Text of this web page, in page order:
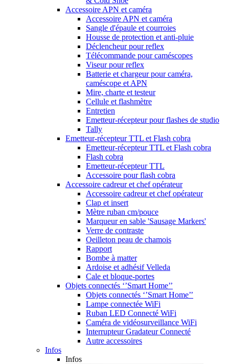
Accessoire APN et caméra
Accessoire APN et caméra
Sangle d'épaule et courroies
Housse de protection et anti-pluie
Déclencheur pour reflex
Télécommande pour caméscopes
Viseur pour reflex
Batterie et chargeur pour caméra,
caméscope et APN
Mire, charte et testeur
Cellule et flashmètre
Entretien
Emetteur-récepteur pour flashes de studio
Tally
Emetteur-récepteur TTL et Flash cobra
Emetteur-récepteur TTL et Flash cobra
Flash cobra
Emetteur-récepteur TTL
Accessoire pour flash cobra
Accessoire cadreur et chef opérateur
Accessoire cadreur et chef opérateur
Clap et insert
Mètre ruban cm/pouce
Marqueur en sable 'Sausage Markers'
Verre de contraste
Oeilleton peau de chamois
Rapport
Bombe à matter
Ardoise et adhésif Velleda
Cale et bloque-portes
Objets connectés ‘’Smart Home’’
Objets connectés ‘’Smart Home’’
Lampe connectée WiFi
Ruban LED Connecté WiFi
Caméra de vidéosurveillance WiFi
Interrupteur Gradateur Connecté
Autre accessoires
Infos
Infos